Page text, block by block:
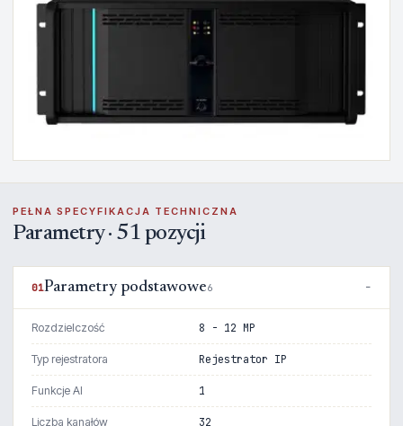
PEŁNA SPECYFIKACJA TECHNICZNA
Parametry · 51 pozycji
01Parametry podstawowe6
Rozdzielczość 8 - 12 MP
Typ rejestratora Rejestrator IP
Funkcje AI 1
Liczba kanałów 32